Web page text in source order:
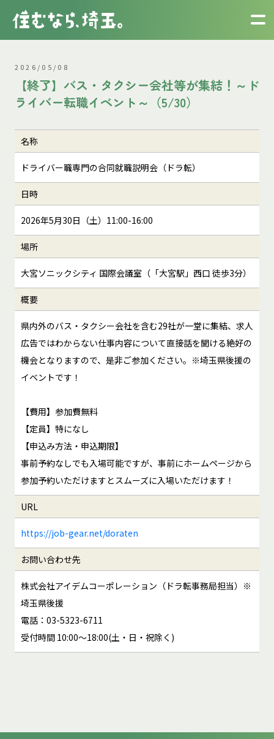
2026/05/08
【終了】バス・タクシー会社等が集結！～ド
ライバー転職イベント～（5/30）
名称
ドライバー職専門の合同就職説明会（ドラ転）
日時
2026年5月30日（土）11:00-16:00
場所
大宮ソニックシティ 国際会議室（「大宮駅」西口 徒歩3分）
概要
県内外のバス・タクシー会社を含む29社が一堂に集結、求人
広告ではわからない仕事内容について直接話を聞ける絶好の
機会となりますので、是非ご参加ください。※埼玉県後援の
イベントです！
【費用】参加費無料
【定員】特になし
【申込み方法・申込期限】
事前予約なしでも入場可能ですが、事前にホームページから
参加予約いただけますとスムーズに入場いただけます！
URL
https://job-gear.net/doraten
お問い合わせ先
株式会社アイデムコーポレーション（ドラ転事務局担当）※
埼玉県後援
電話：03-5323-6711
受付時間 10:00～18:00(土・日・祝除く)